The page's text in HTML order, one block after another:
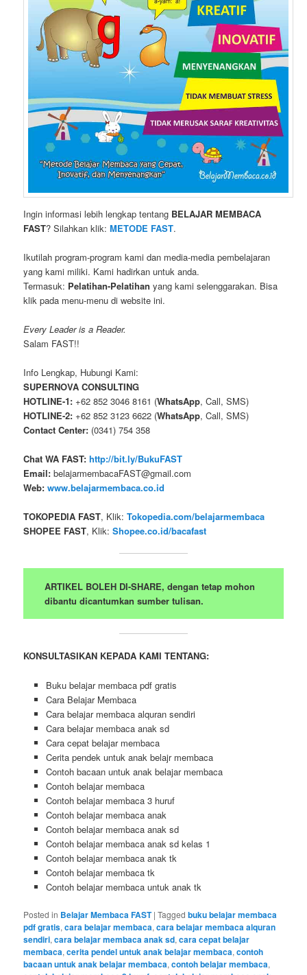
Ingin informasi lebih lengkap tentang BELAJAR MEMBACA
FAST? Silahkan klik:METODE FAST.
Ikutilah program-program kami dan media-media pembelajaran
yang kami miliki. Kami hadirkan untuk anda.
Termasuk: Pelatihan-Pelatihan yang kami selenggarakan. Bisa
klik pada menu-menu di website ini.
Every Leader is a Reader.
Salam FAST!!
Info Lengkap, Hubungi Kami:
SUPERNOVA CONSULTING
HOTLINE-1: +62 852 3046 8161 (WhatsApp, Call, SMS)
HOTLINE-2: +62 852 3123 6622 (WhatsApp, Call, SMS)
Contact Center: (0341) 754 358
Chat WA FAST: http://bit.ly/BukuFAST
Email: belajarmembacaFAST@gmail.com
Web: www.belajarmembaca.co.id
TOKOPEDIA FAST, Klik:Tokopedia.com/belajarmembaca
SHOPEE FAST, Klik:Shopee.co.id/bacafast
ARTIKEL BOLEH DI-SHARE, dengan tetap mohon
dibantu dicantumkan sumber tulisan.
KONSULTASIKAN KEPADA KAMI TENTANG:
Buku belajar membaca pdf gratis
Cara Belajar Membaca
Cara belajar membaca alquran sendiri
Cara belajar membaca anak sd
Cara cepat belajar membaca
Cerita pendek untuk anak belajr membaca
Contoh bacaan untuk anak belajar membaca
Contoh belajar membaca
Contoh belajar membaca 3 huruf
Contoh belajar membaca anak
Contoh belajar membaca anak sd
Contoh belajar membaca anak sd kelas 1
Contoh belajar membaca anak tk
Contoh belajar membaca tk
Contoh belajar membaca untuk anak tk
Posted in Belajar Membaca FAST |Tagged buku belajar membaca
pdf gratis,cara belajar membaca,cara belajar membaca alquran
sendiri,cara belajar membaca anak sd,cara cepat belajar
membaca,cerita pendel untuk anak belajar membaca,contoh
bacaan untuk anak belajar membaca,contoh belajar membaca,